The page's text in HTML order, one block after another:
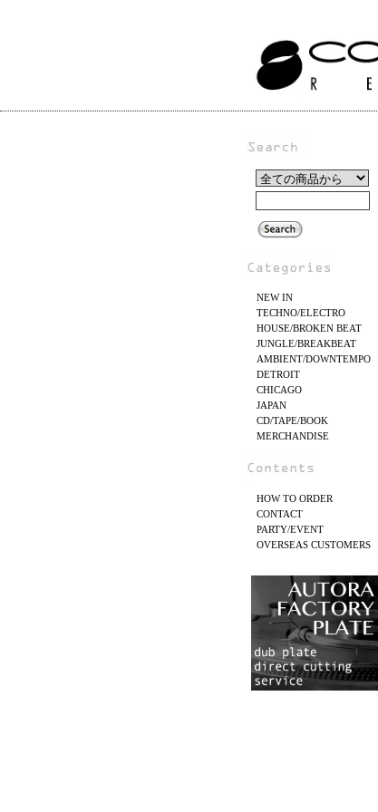
NEW IN
TECHNO/ELECTRO
HOUSE/BROKEN BEAT
JUNGLE/BREAKBEAT
AMBIENT/DOWNTEMPO
DETROIT
CHICAGO
JAPAN
CD/TAPE/BOOK
MERCHANDISE
HOW TO ORDER
CONTACT
PARTY/EVENT
OVERSEAS CUSTOMERS